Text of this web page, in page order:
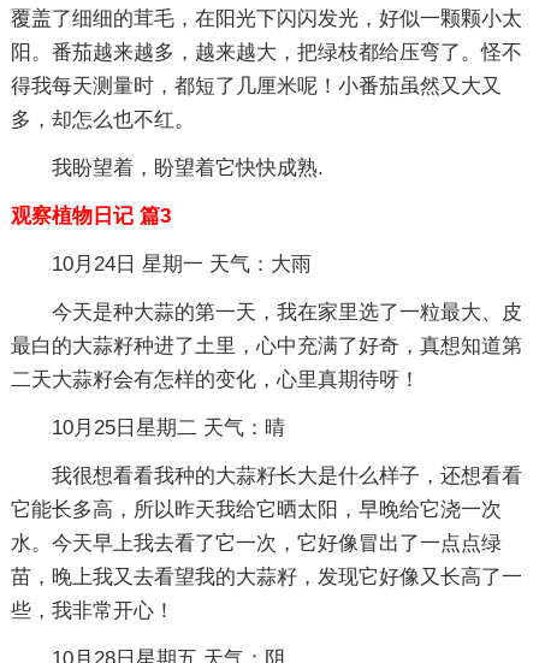
覆盖了细细的茸毛，在阳光下闪闪发光，好似一颗颗小太
阳。番茄越来越多，越来越大，把绿枝都给压弯了。怪不
得我每天测量时，都短了几厘米呢！小番茄虽然又大又
多，却怎么也不红。
我盼望着，盼望着它快快成熟.
观察植物日记 篇3
10月24日 星期一 天气：大雨
今天是种大蒜的第一天，我在家里选了一粒最大、皮
最白的大蒜籽种进了土里，心中充满了好奇，真想知道第
二天大蒜籽会有怎样的变化，心里真期待呀！
10月25日星期二 天气：晴
我很想看看我种的大蒜籽长大是什么样子，还想看看
它能长多高，所以昨天我给它晒太阳，早晚给它浇一次
水。今天早上我去看了它一次，它好像冒出了一点点绿
苗，晚上我又去看望我的大蒜籽，发现它好像又长高了一
些，我非常开心！